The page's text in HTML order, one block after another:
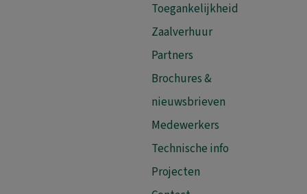
Toegankelijkheid
Zaalverhuur
Partners
Brochures &
nieuwsbrieven
Medewerkers
Technische info
Projecten